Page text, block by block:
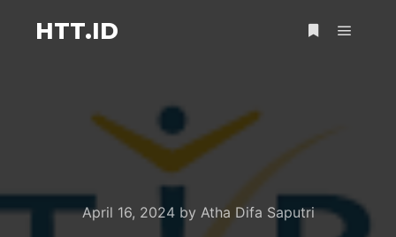
HTT.ID
April 16, 2024by Atha Difa Saputri